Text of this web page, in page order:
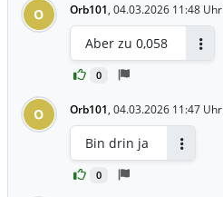
O Orb101, 04.03.2026 11:48 Uhr
0
Aber zu 0,058
O Orb101, 04.03.2026 11:47 Uhr
0
Bin drin ja